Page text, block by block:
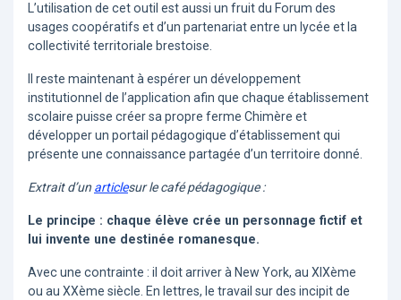
L’utilisation de cet outil est aussi un fruit du Forum des
usages coopératifs et d’un partenariat entre un lycée et la
collectivité territoriale brestoise.
Il reste maintenant à espérer un développement
institutionnel de l’application afin que chaque établissement
scolaire puisse créer sa propre ferme Chimère et
développer un portail pédagogique d’établissement qui
présente une connaissance partagée d’un territoire donné.
Extrait d’un articlesur le café pédagogique :
Le principe : chaque élève crée un personnage fictif et
lui invente une destinée romanesque.
Avec une contrainte : il doit arriver à New York, au XIXème
ou au XXème siècle. En lettres, le travail sur des incipit de